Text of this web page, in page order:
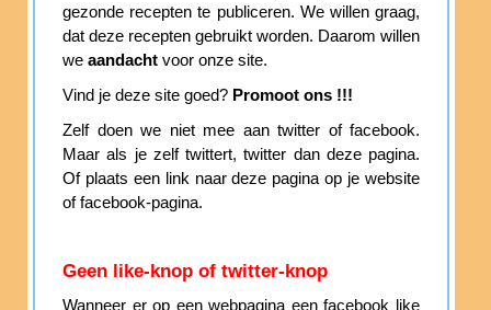
gezonde recepten te publiceren. We willen graag,
dat deze recepten gebruikt worden. Daarom willen
we aandacht voor onze site.
Vind je deze site goed? Promoot ons !!!
Zelf doen we niet mee aan twitter of facebook.
Maar als je zelf twittert, twitter dan deze pagina.
Of plaats een link naar deze pagina op je website
of facebook-pagina.
Geen like-knop of twitter-knop
Wanneer er op een webpagina een facebook like